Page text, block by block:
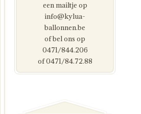
een mailtje op
info@kylua-
ballonnen.be
of bel ons op
0471/844.206
of 0471/84.72.88